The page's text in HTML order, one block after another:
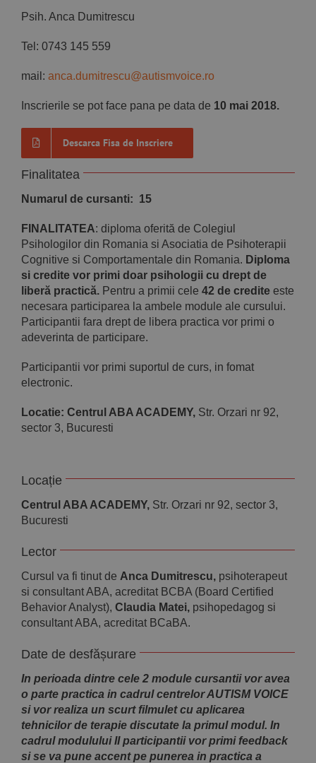
Psih. Anca Dumitrescu
Tel: 0743 145 559
mail: anca.dumitrescu@autismvoice.ro
Inscrierile se pot face pana pe data de 10 mai 2018.
Descarca Fisa de Inscriere
Finalitatea
Numarul de cursanti: 15
FINALITATEA: diploma oferită de Colegiul
Psihologilor din Romania si Asociatia de Psihoterapii
Cognitive si Comportamentale din Romania. Diploma
si credite vor primi doar psihologii cu drept de
liberă practică. Pentru a primii cele 42 de credite este
necesara participarea la ambele module ale cursului.
Participantii fara drept de libera practica vor primi o
adeverinta de participare.
Participantii vor primi suportul de curs, in fomat
electronic.
Locatie: Centrul ABA ACADEMY, Str. Orzari nr 92,
sector 3, Bucuresti
Locație
Centrul ABA ACADEMY, Str. Orzari nr 92, sector 3,
Bucuresti
Lector
Cursul va fi tinut de Anca Dumitrescu, psihoterapeut
si consultant ABA, acreditat BCBA (Board Certified
Behavior Analyst), Claudia Matei, psihopedagog si
consultant ABA, acreditat BCaBA.
Date de desfășurare
In perioada dintre cele 2 module cursantii vor avea
o parte practica in cadrul centrelor AUTISM VOICE
si vor realiza un scurt filmulet cu aplicarea
tehnicilor de terapie discutate la primul modul. In
cadrul modulului II participantii vor primi feedback
si se va pune accent pe punerea in practica a